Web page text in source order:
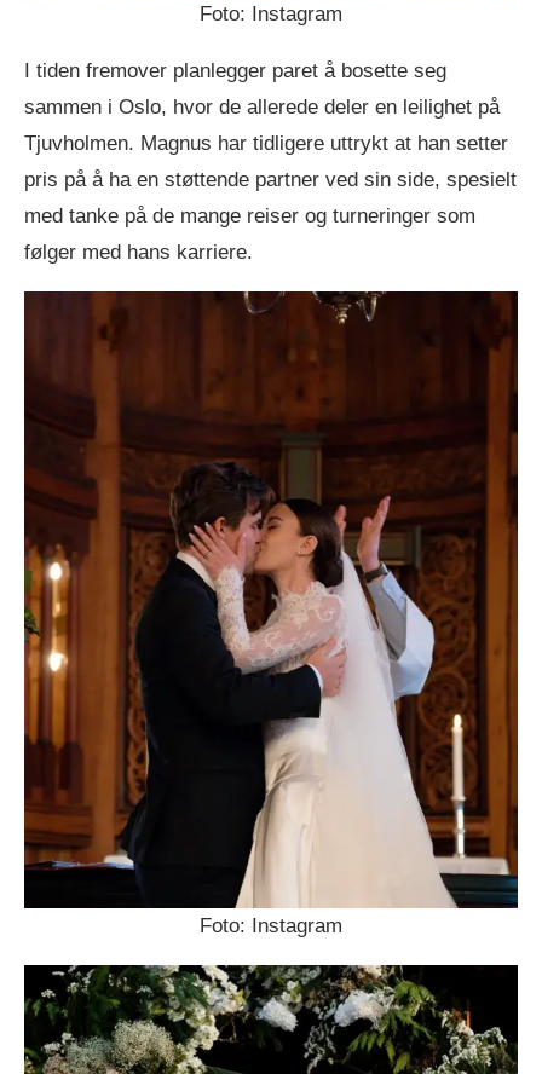
Foto: Instagram
I tiden fremover planlegger paret å bosette seg
sammen i Oslo, hvor de allerede deler en leilighet på
Tjuvholmen. Magnus har tidligere uttrykt at han setter
pris på å ha en støttende partner ved sin side, spesielt
med tanke på de mange reiser og turneringer som
følger med hans karriere.
Foto: Instagram